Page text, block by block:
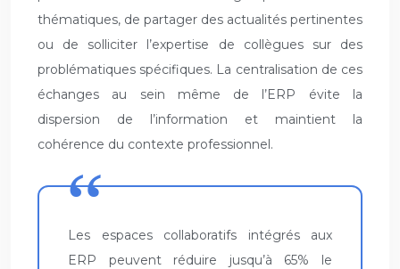
thématiques, de partager des actualités pertinentes
ou de solliciter l’expertise de collègues sur des
problématiques spécifiques. La centralisation de ces
échanges au sein même de l’ERP évite la
dispersion de l’information et maintient la
cohérence du contexte professionnel.
Les espaces collaboratifs intégrés aux
ERP peuvent réduire jusqu’à 65% le